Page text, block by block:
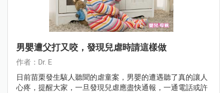
男嬰遭父打又咬，發現兒虐時請這樣做
作者：Dr. E
日前苗栗發生駭人聽聞的虐童案，男嬰的遭遇聽了真的讓人
心疼，提醒大家，一旦發現兒虐應盡快通報，一通電話或許